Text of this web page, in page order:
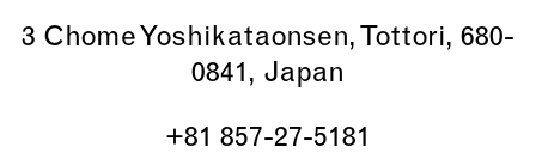
3 Chome Yoshikataonsen, Tottori, 680-
0841, Japan
+81 857-27-5181